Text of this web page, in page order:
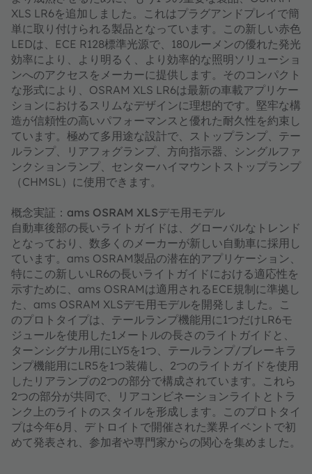
XLS LR6を追加しました。これはプラグアンドプレイで簡
単に取り付けられる製品となっています。この新しい赤色
LEDは、ECE R128標準光源で、180ルーメンの優れた発光
効率により、より明るく、より効率的な照明ソリューショ
ンへのアクセスをメーカーに提供します。そのコンパクト
な形式により、OSRAM XLS LR6は最新の車載アプリケー
ションにおけるスリムなデザインに理想的です。堅牢な構
造が信頼性の高いパフォーマンスと優れた耐久性を約束し
ています。極めて多用途な設計で、ストップランプ、テー
ルランプ、リアフォグランプ、方向指示器、シングルファ
ンクションランプ、センターハイマウントストップランプ
（CHMSL）に使用できます。
概念実証：ams OSRAM XLSデモ用モデル
自動車後部の長いライトガイドは、グローバルなトレンド
となっており、数多くのメーカーが新しい自動車に採用し
ています。ams OSRAM製品の潜在的アプリケーション、
特にこの新しいLR6の長いライトガイドにおける適応性を
示すために、ams OSRAMは適用されるECE規制に準拠し
た、ams OSRAM XLSデモ用モデルを開発しました。こ
のプロトタイプは、テールランプ機能用に1つだけLR6モ
ジュールを使用した1メートルの長さのライトガイドと、
ターンシグナル用にLY5を1つ、テールランプ/ブレーキラ
ンプ機能用にLR5を1つ装備し、2つのライトガイドを使用
したリアランプの2つの部分で構成されています。これら
2つの部分が共同で、リアコンビネーションライトとトラ
ンク上のライトのスタイルを形成します。このプロトタイ
プは今年6月、デトロイトで開催された業界イベントで初
めて発表され、参加者や専門家からの関心を集めました。